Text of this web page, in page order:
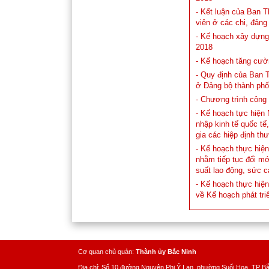
- Kết luận của Ban
viên ở các chi,
- Kế hoạch xây
2018
- Kế hoạch tăng
- Quy định của Ban
ở Đảng bộ thành phố
- Chương trình công
- Kế hoạch tực hiện
nhập kinh tế quốc
gia các hiệp định
- Kế hoạch thực
nhằm tiếp tục đổi
suất lao động, sức
- Kế hoạch thực
về Kế hoạch phát
Cơ quan chủ quản: Thành ủy Bắc Ninh
Địa chỉ: Số 10 đường Nguyên Phi Ỷ Lan, phường Suối Hoa, TP